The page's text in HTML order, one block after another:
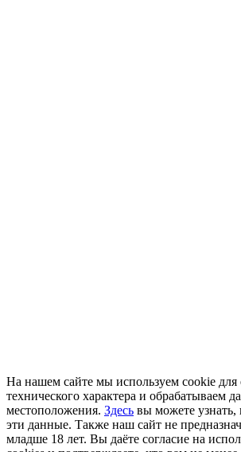
На нашем сайте мы используем cookie
технического характера и обрабатываем
местоположения. Здесь вы можете
эти данные. Также наш сайт не
младше 18 лет. Вы даёте согласие на